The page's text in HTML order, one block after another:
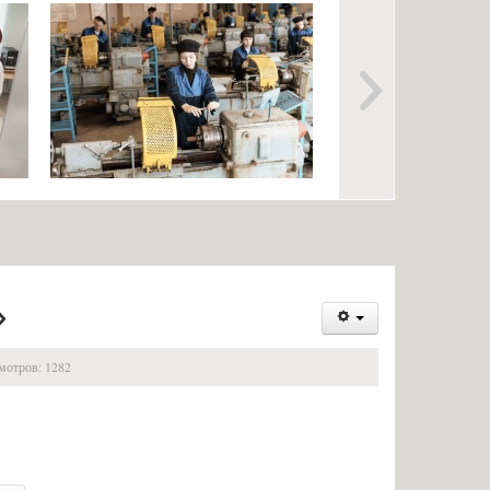
на обучение по
оказание платных
услуг
и
требования к уровню
которое необходимо
в электронной
испытаний для лиц
Информация об организации
ежедневных «входных фильтров»
для лиц, входящих в учебные
корпуса и здания общежития
Выпускникам
Анкета для выпускников
Информация об общежитиях
Информация о закреплении за
1282